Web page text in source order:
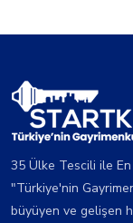
35 Ülke Tescili ile En
"Türkiye'nin
büyüyen ve gelişen